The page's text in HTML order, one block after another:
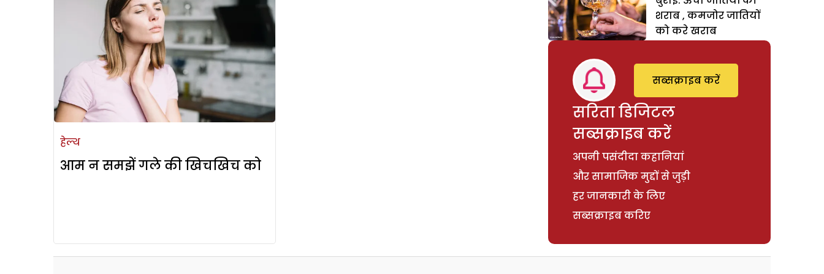
हेल्थ
आम न समझें गले की खिचखिच को
शराब , कमजोर जातियों
को करे खराब
सरिता डिजिटल
सब्सक्राइब करें
अपनी पसंदीदा कहानियां
और सामाजिक मुद्दों से जुड़ी
हर जानकारी के लिए
सब्सक्राइब करिए
सब्सक्राइब करें